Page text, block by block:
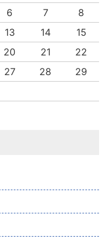
6 7
8
13 14
15
20 21
22
27 28
29